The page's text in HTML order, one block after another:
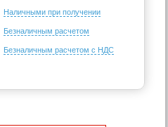
Наличными при получении
Безналичным расчетом
Безналичным расчетом с НДС